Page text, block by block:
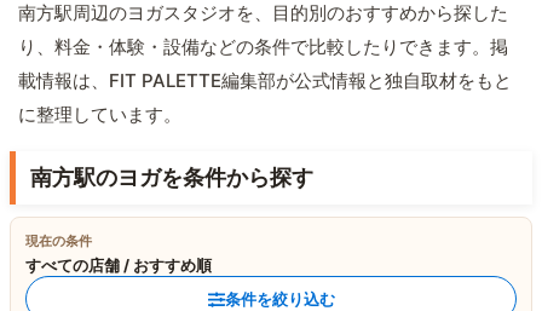
南方駅周辺のヨガスタジオを、目的別のおすすめから探した
り、料金・体験・設備などの条件で比較したりできます。掲
載情報は、FIT PALETTE編集部が公式情報と独自取材をもと
に整理しています。
南方駅のヨガを条件から探す
現在の条件
すべての店舗 / おすすめ順
条件を絞り込む